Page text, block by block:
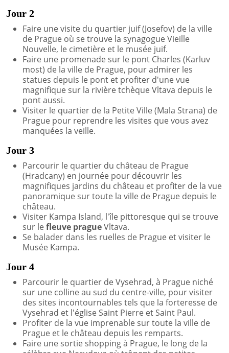
Jour 2
Faire une visite du quartier juif (Josefov) de la ville
de Prague où se trouve la synagogue Vieille
Nouvelle, le cimetière et le musée juif.
Faire une promenade sur le pont Charles (Karluv
most) de la ville de Prague, pour admirer les
statues depuis le pont et profiter d'une vue
magnifique sur la rivière tchèque Vltava depuis le
pont aussi.
Visiter le quartier de la Petite Ville (Mala Strana) de
Prague pour reprendre les visites que vous avez
manquées la veille.
Jour 3
Parcourir le quartier du château de Prague
(Hradcany) en journée pour découvrir les
magnifiques jardins du château et profiter de la vue
panoramique sur toute la ville de Prague depuis le
château.
Visiter Kampa Island, l'île pittoresque qui se trouve
sur lefleuve pragueVltava.
Se balader dans les ruelles de Prague et visiter le
Musée Kampa.
Jour 4
Parcourir le quartier de Vysehrad, à Prague niché
sur une colline au sud du centre-ville, pour visiter
des sites incontournables tels que la forteresse de
Vysehrad et l'église Saint Pierre et Saint Paul.
Profiter de la vue imprenable sur toute la ville de
Prague et le château depuis les remparts.
Faire une sortie shopping à Prague, le long de la